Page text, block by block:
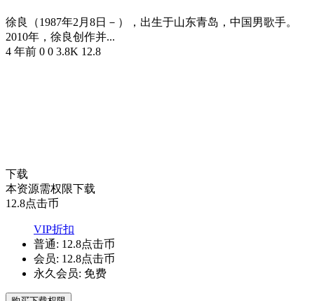
徐良（1987年2月8日－），出生于山东青岛，中国男歌手。
2010年，徐良创作并...
4 年前 0 0 3.8K 12.8
下载
本资源需权限下载
12.8点击币
VIP折扣
普通: 12.8点击币
会员: 12.8点击币
永久会员: 免费